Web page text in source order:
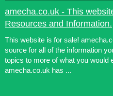
amecha.co.uk - This
Resources and Information.
This website is for sale!
source for all of the information
topics to more of what you would
amecha.co.uk has ...